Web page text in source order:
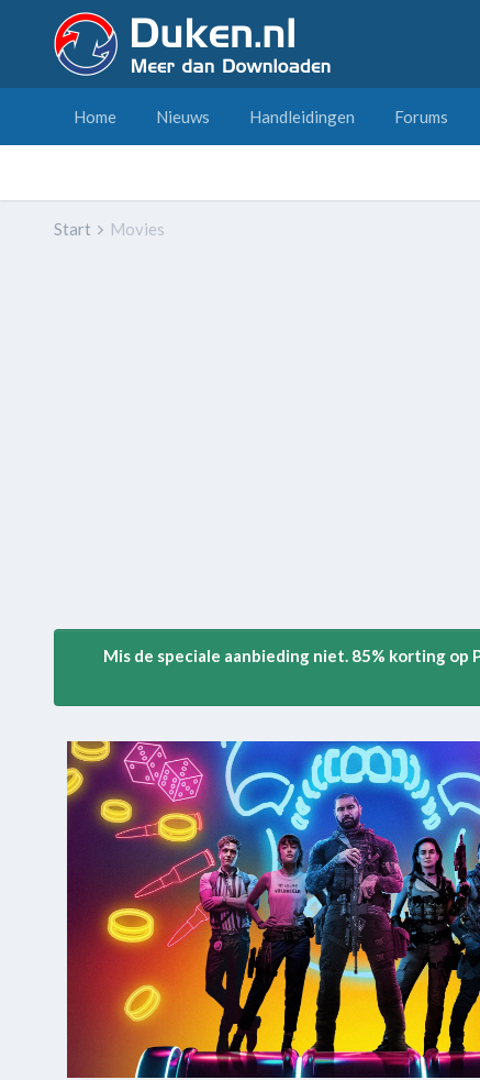
Home Nieuws Handleidingen Forums
Start Movies
Mis de speciale aanbieding niet. 85% korting op